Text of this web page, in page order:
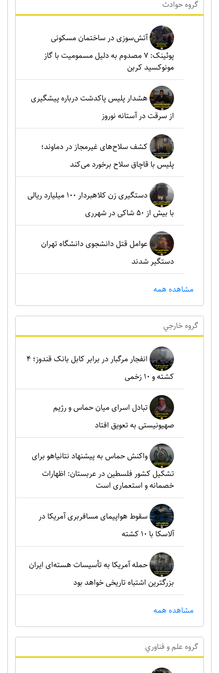
گروه حوادث
آتش‌سوزی در ساختمان مسکونی
پوئینک: 7 مصدوم به دلیل مسمومیت با گاز
مونوکسید کربن
هشدار پلیس پاکدشت درباره پیشگیری
از سرقت در آستانه نوروز
کشف سلاح‌های غیرمجاز در دماوند؛
پلیس با قاچاق سلاح برخورد می‌کند
دستگیری زن کلاهبردار ۱۰۰ میلیارد ریالی
با بیش از ۵۰ شاکی در شهرری
عوامل قتل دانشجوی دانشگاه تهران
دستگیر شدند
مشاهده همه
گروه خارجي
انفجار مرگبار در برابر کابل بانک قندوز؛ ۴
کشته و ۱۰ زخمی
تبادل اسرای میان حماس و رژیم
صهیونیستی به تعویق افتاد
واکنش حماس به پیشنهاد نتانیاهو برای
تشکیل کشور فلسطین در عربستان: اظهارات
خصمانه و استعماری است
سقوط هواپیمای مسافربری آمریکا در
آلاسکا با ۱۰ کشته
حمله آمریکا به تأسیسات هسته‌ای ایران
بزرگترین اشتباه تاریخی خواهد بود
مشاهده همه
گروه علم و فناوري